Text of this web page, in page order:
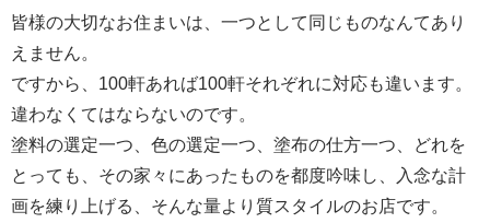
皆様の大切なお住まいは、一つとして同じものなんてあり
えません。
ですから、100軒あれば100軒それぞれに対応も違います。
違わなくてはならないのです。
塗料の選定一つ、色の選定一つ、塗布の仕方一つ、どれを
とっても、その家々にあったものを都度吟味し、入念な計
画を練り上げる、そんな量より質スタイルのお店です。